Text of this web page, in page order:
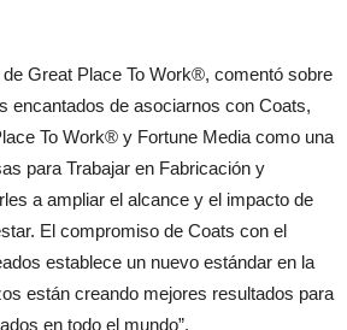
Great Place To Work®, comentó sobre
encantados de asociarnos con Coats,
To Work® y Fortune Media como una
para Trabajar en Fabricación y
a ampliar el alcance y el impacto de
El compromiso de Coats con el
establece un nuevo estándar en la
están creando mejores resultados para
en todo el mundo”.